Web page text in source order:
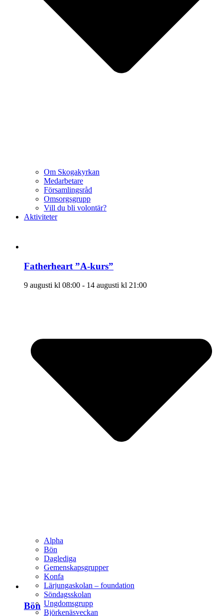
Om Skogakyrkan
Medarbetare
Församlingsråd
Omsorgsgrupp
Vill du bli volontär?
Aktiviteter
Alpha
Bön
Daglediga
Gemenskapsgrupper
Konfa
Lärjungaskolan – foundation
Söndagsskolan
Ungdomsgrupp
Björkenäsveckan
Fatherheart ”A-kurs”
9 augusti kl 08:00 - 14 augusti kl 21:00
Bön